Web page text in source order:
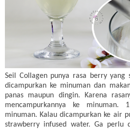
Seil Collagen punya rasa berry yang
dicampurkan ke minuman dan
panas maupun dingin. Karena
mencampurkannya ke
minuman. Kalau dicampurkan ke air
strawberry infused water. Ga perlu